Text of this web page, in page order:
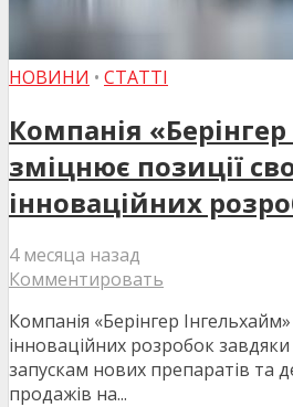
НОВИНИ • СТАТТІ
Компанія
зміцнює позиції
інноваційних
4 месяца назад
Комментировать
Компанія «Берінгер
інноваційних розробок
запускaм нових препаратів та
продажів на...